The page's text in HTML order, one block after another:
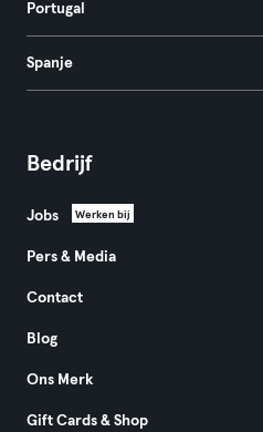
Portugal
Spanje
Bedrijf
Jobs Werken bij
Pers & Media
Contact
Blog
Ons Merk
Gift Cards & Shop